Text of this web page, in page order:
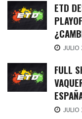
ETD
JULIO
FULL
JULIO